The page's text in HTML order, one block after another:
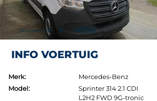
Prijs excl. btw € 14950
INFO VOERTUIG
Merk:
Model:
Mercedes-Benz
Sprinter 314 2.1 CDI
L2H2 FWD 9G-tronic